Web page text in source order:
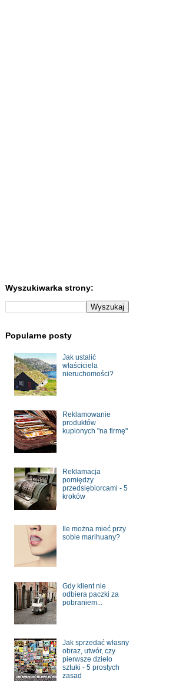
Wyszukiwarka strony:
Popularne posty
Jak ustalić
właściciela
nieruchomości?
Reklamowanie
produktów
kupionych "na firmę"
Reklamacja
pomiędzy
przedsiębiorcami - 5
kroków
Ile można mieć przy
sobie marihuany?
Gdy klient nie
odbiera paczki za
pobraniem...
Jak sprzedać własny
obraz, utwór, czy
pierwsze dzieło
sztuki - 5 prostych
zasad